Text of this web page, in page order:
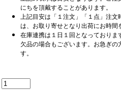
にちを頂戴することがあります。
上記目安は「１注文」「１点」注
は、お取り寄せとなり出荷にお時間
在庫連携は１日１回となっておりま
欠品の場合もございます。お急ぎ
す。